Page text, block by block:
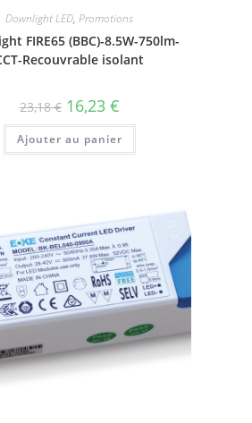
Downlight LED,Promotions
FIRE65 (BBC)-8.5W-750lm-
Recouvrable isolant
23,18€ Le
prix
initial
était :
23,18 €.
16,23 €Le
prix
actuel
est :
16,23 €.
Ajouter au panier